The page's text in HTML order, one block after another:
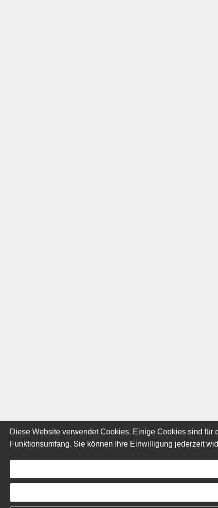
Diese Website verwendet Cookies. Einige Cookies sind
Funktionsumfang. Sie können Ihre Einwilligung jederzeit